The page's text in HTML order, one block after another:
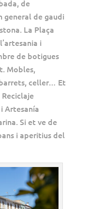
de
general de gaudi
La Plaça
l’artesania i
de botigues
Mobles,
celler… Et
Reciclaje
Artesanía
. Si et ve de
i aperitius del